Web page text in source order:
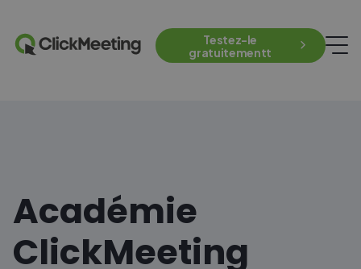
Testez-le
gratuitementt
Académie
ClickMeeting